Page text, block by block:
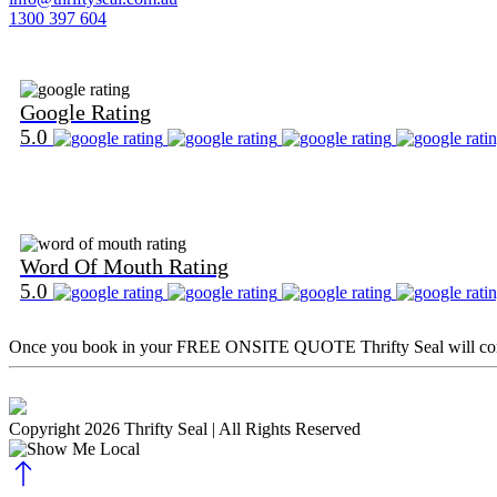
1300 397 604
Google Rating
5.0
Word Of Mouth Rating
5.0
Once you book in yourFREE ONSITE QUOTE Thrifty Seal will
Copyright 2026 Thrifty Seal | All Rights Reserved